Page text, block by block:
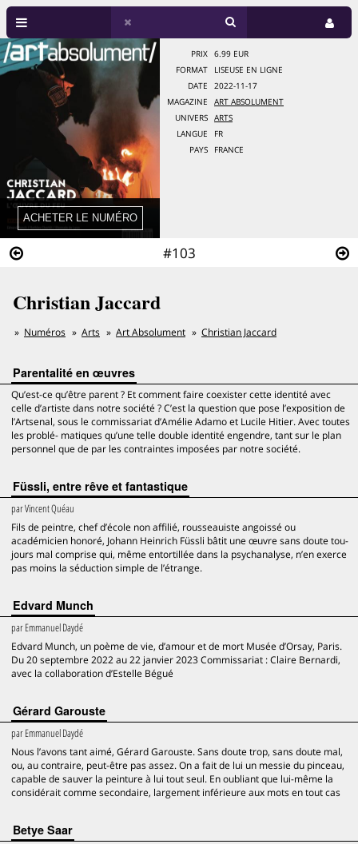
#103
PRIX
6.99 EUR
FORMAT
LISEUSE EN LIGNE
DATE
2022-11-17
MAGAZINE
ART ABSOLUMENT
UNIVERS
ARTS
LANGUE
FR
PAYS
FRANCE
Christian Jaccard
Numéros Arts Art Absolument Christian Jaccard
Parentalité en œuvres
Qu’est-ce qu’être parent ? Et comment faire coexister cette identité avec
celle d’artiste dans notre société ? C’est la question que pose l’exposition de
l’Artsenal, sous le commissariat d’Amélie Adamo et Lucile Hitier. Avec toutes
les problé- matiques qu’une telle double identité engendre, tant sur le plan
personnel que de par les contraintes imposées par notre société.
Füssli, entre rêve et fantastique
parVincent Quéau
Fils de peintre, chef d’école non affilié, rousseauiste angoissé ou
académicien honoré, Johann Heinrich Füssli bâtit une œuvre sans doute tou-
jours mal comprise qui, même entortillée dans la psychanalyse, n’en exerce
pas moins la séduction simple de l’étrange.
Edvard Munch
parEmmanuel Daydé
Edvard Munch, un poème de vie, d’amour et de mort Musée d’Orsay, Paris.
Du 20 septembre 2022 au 22 janvier 2023 Commissariat : Claire Bernardi,
avec la collaboration d’Estelle Bégué
Gérard Garouste
parEmmanuel Daydé
Nous l’avons tant aimé, Gérard Garouste. Sans doute trop, sans doute mal,
ou, au contraire, peut-être pas assez. On a fait de lui un messie du pinceau,
capable de sauver la peinture à lui tout seul. En oubliant que lui-même la
considérait comme secondaire, largement inférieure aux mots en tout cas
Betye Saar